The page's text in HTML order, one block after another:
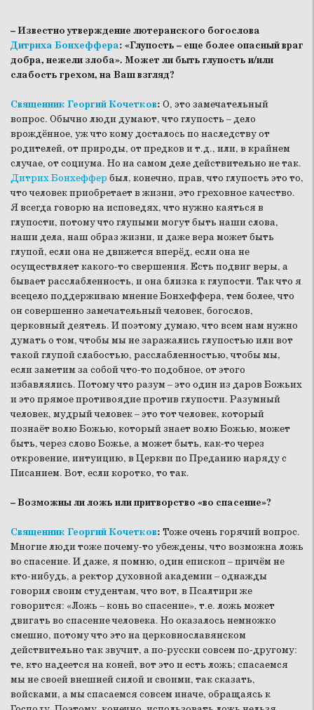
– Известно утверждение лютеранского богослова
Дитриха Бонхеффера: «Глупость – еще более опасный враг
добра, нежели злоба». Может ли быть глупость и/или
слабость грехом, на Ваш взгляд?
Священник Георгий Кочетков: О, это замечательный
вопрос. Обычно люди думают, что глупость – дело
врождённое, уж что кому досталось по наследству от
родителей, от природы, от предков и т.д., или, в крайнем
случае, от социума. Но на самом деле действительно не так.
Дитрих Бонхеффер был, конечно, прав, что глупость это то,
что человек приобретает в жизни, это греховное качество.
Я всегда говорю на исповедях, что нужно каяться в
глупости, потому что глупыми могут быть наши слова,
наши дела, наш образ жизни, и даже вера может быть
глупой, если она не движется вперёд, если она не
осуществляет какого-то свершения. Есть подвиг веры, а
бывает расслабленность, и она близка к глупости. Так что я
всецело поддерживаю мнение Бонхеффера, тем более, что
он совершенно замечательный человек, богослов,
церковный деятель. И поэтому думаю, что всем нам нужно
думать о том, чтобы мы не заражались глупостью или вот
такой глупой слабостью, расслабленностью, чтобы мы,
если заметим за собой что-то подобное, от этого
избавлялись. Потому что разум – это один из даров Божьих
и это прямое противоядие против глупости. Разумный
человек, мудрый человек – это тот человек, который
познаёт волю Божью, который знает волю Божью, может
быть, через слово Божье, а может быть, как-то через
откровение, интуицию, в Церкви по Преданию наряду с
Писанием. Вот, если коротко, то так.
– Возможны ли ложь или притворство «во спасение»?
Священник Георгий Кочетков: Тоже очень горячий вопрос.
Многие люди тоже почему-то убеждены, что возможна ложь
во спасение. И даже, я помню, один епископ – причём не
кто-нибудь, а ректор духовной академии – однажды
говорил своим студентам, что вот, в Псалтири же
говорится: «Ложь – конь во спасение», т.е. ложь может
двигать во спасение человека. Но оказалось немножко
смешно, потому что это на церковнославянском
действительно так звучит, а по-русски совсем по-другому:
те, кто надеется на коней, вот это и есть ложь; спасаемся
мы не своей внешней силой и своими, так сказать,
войсками, а мы спасаемся совсем иначе, обращаясь к